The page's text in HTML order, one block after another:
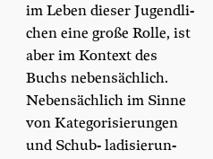
im Leben die­ser Jugend­li­
chen eine gro­ße Rol­le, ist
aber im Kon­text des
Buchs neben­säch­lich.
Neben­säch­lich im Sin­ne
von Kate­go­ri­sie­run­gen
und Schub- ladi­sie­run­